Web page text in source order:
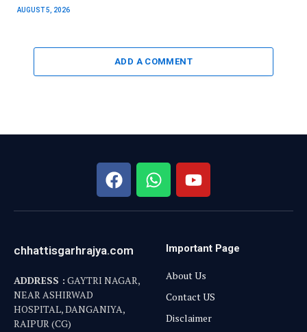
AUGUST 5, 2026
ADD A COMMENT
chhattisgarhrajya.com
ADDRESS : GAYTRI NAGAR,
NEAR ASHIRWAD
HOSPITAL, DANGANIYA,
RAIPUR (CG)
Important Page
About Us
Contact US
Disclaimer